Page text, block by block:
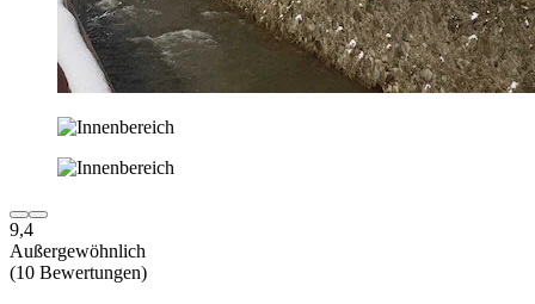
9,4
Außergewöhnlich
(10 Bewertungen)